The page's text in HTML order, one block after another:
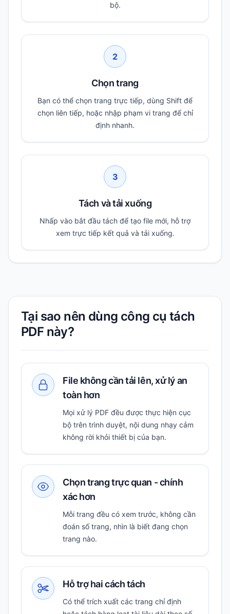
bộ.
2
Chọn trang
Bạn có thể chọn trang trực tiếp, dùng Shift để
chọn liên tiếp, hoặc nhập phạm vi trang để chỉ
định nhanh.
3
Tách và tải xuống
Nhấp vào bắt đầu tách để tạo file mới, hỗ trợ
xem trực tiếp kết quả và tải xuống.
Tại sao nên dùng công cụ tách
PDF này?
File không cần tải lên, xử lý an
toàn hơn
Mọi xử lý PDF đều được thực hiện cục
bộ trên trình duyệt, nội dung nhạy cảm
không rời khỏi thiết bị của bạn.
Chọn trang trực quan - chính
xác hơn
Mỗi trang đều có xem trước, không cần
đoán số trang, nhìn là biết đang chọn
trang nào.
Hỗ trợ hai cách tách
Có thể trích xuất các trang chỉ định